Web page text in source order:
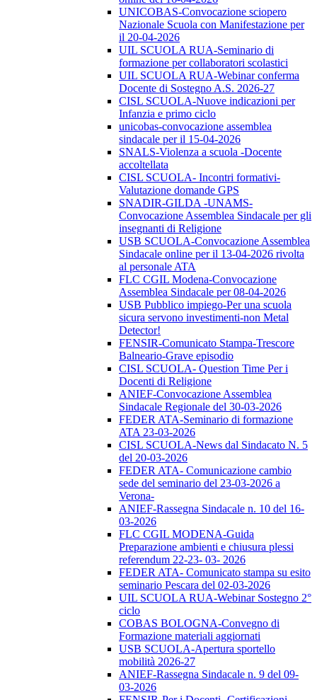
UNICOBAS-Convocazione sciopero
Nazionale Scuola con Manifestazione per
il 20-04-2026
UIL SCUOLA RUA-Seminario di
formazione per collaboratori scolastici
UIL SCUOLA RUA-Webinar conferma
Docente di Sostegno A.S. 2026-27
CISL SCUOLA-Nuove indicazioni per
Infanzia e primo ciclo
unicobas-convocazione assemblea
sindacale per il 15-04-2026
SNALS-Violenza a scuola -Docente
accoltellata
CISL SCUOLA- Incontri formativi-
Valutazione domande GPS
SNADIR-GILDA -UNAMS-
Convocazione Assemblea Sindacale per gli
insegnanti di Religione
USB SCUOLA-Convocazione Assemblea
Sindacale online per il 13-04-2026 rivolta
al personale ATA
FLC CGIL Modena-Convocazione
Assemblea Sindacale per 08-04-2026
USB Pubblico impiego-Per una scuola
sicura servono investimenti-non Metal
Detector!
FENSIR-Comunicato Stampa-Trescore
Balneario-Grave episodio
CISL SCUOLA- Question Time Per i
Docenti di Religione
ANIEF-Convocazione Assemblea
Sindacale Regionale del 30-03-2026
FEDER ATA-Seminario di formazione
ATA 23-03-2026
CISL SCUOLA-News dal Sindacato N. 5
del 20-03-2026
FEDER ATA- Comunicazione cambio
sede del seminario del 23-03-2026 a
Verona-
ANIEF-Rassegna Sindacale n. 10 del 16-
03-2026
FLC CGIL MODENA-Guida
Preparazione ambienti e chiusura plessi
referendum 22-23- 03- 2026
FEDER ATA- Comunicato stampa su esito
seminario Pescara del 02-03-2026
UIL SCUOLA RUA-Webinar Sostegno 2°
ciclo
COBAS BOLOGNA-Convegno di
Formazione materiali aggiornati
USB SCUOLA-Apertura sportello
mobilità 2026-27
ANIEF-Rassegna Sindacale n. 9 del 09-
03-2026